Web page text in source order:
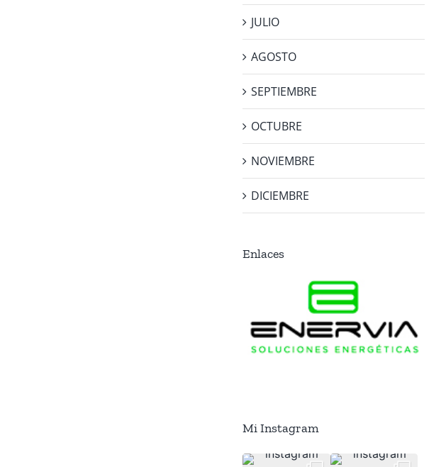
JULIO
AGOSTO
SEPTIEMBRE
OCTUBRE
NOVIEMBRE
DICIEMBRE
Enlaces
Mi Instagram